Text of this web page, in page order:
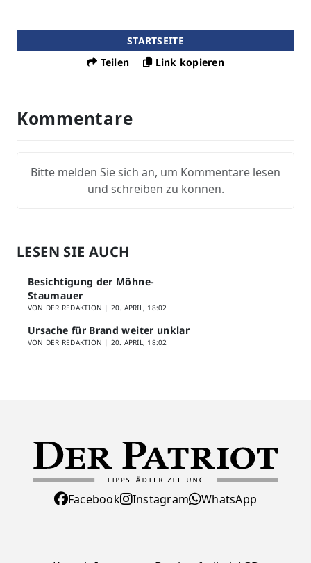
STARTSEITE
Teilen
Link kopieren
Kommentare
Bitte melden Sie sich an, um Kommentare lesen
und schreiben zu können.
LESEN SIE AUCH
Besichtigung der Möhne-
Staumauer
VON DER REDAKTION | 20. APRIL, 18:02
Ursache für Brand weiter unklar
VON DER REDAKTION | 20. APRIL, 18:02
Facebook Instagram WhatsApp